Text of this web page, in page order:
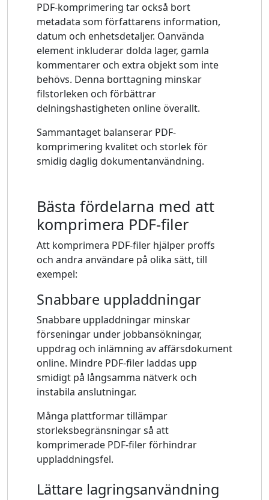
PDF-komprimering tar också bort
metadata som författarens information,
datum och enhetsdetaljer. Oanvända
element inkluderar dolda lager, gamla
kommentarer och extra objekt som inte
behövs. Denna borttagning minskar
filstorleken och förbättrar
delningshastigheten online överallt.
Sammantaget balanserar PDF-
komprimering kvalitet och storlek för
smidig daglig dokumentanvändning.
Bästa fördelarna med att
komprimera PDF-filer
Att komprimera PDF-filer hjälper proffs
och andra användare på olika sätt, till
exempel:
Snabbare uppladdningar
Snabbare uppladdningar minskar
förseningar under jobbansökningar,
uppdrag och inlämning av affärsdokument
online. Mindre PDF-filer laddas upp
smidigt på långsamma nätverk och
instabila anslutningar.
Många plattformar tillämpar
storleksbegränsningar så att
komprimerade PDF-filer förhindrar
uppladdningsfel.
Lättare lagringsanvändning